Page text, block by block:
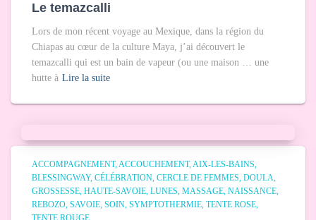
Le temazcalli
Lors de mon récent voyage au Mexique, dans la région du
Chiapas au cœur de la culture Maya, j’ai découvert le
temazcalli qui est un bain de vapeur (ou une maison … une
hutte à Lire la suite
ACCOMPAGNEMENT ACCOUCHEMENT AIX-LES-BAINS
BLESSINGWAY CÉLÉBRATION CERCLE DE FEMMES DOULA
GROSSESSE HAUTE-SAVOIE LUNES MASSAGE NAISSANCE
REBOZO SAVOIE SOIN SYMPTOTHERMIE TENTE ROSE
TENTE ROUGE